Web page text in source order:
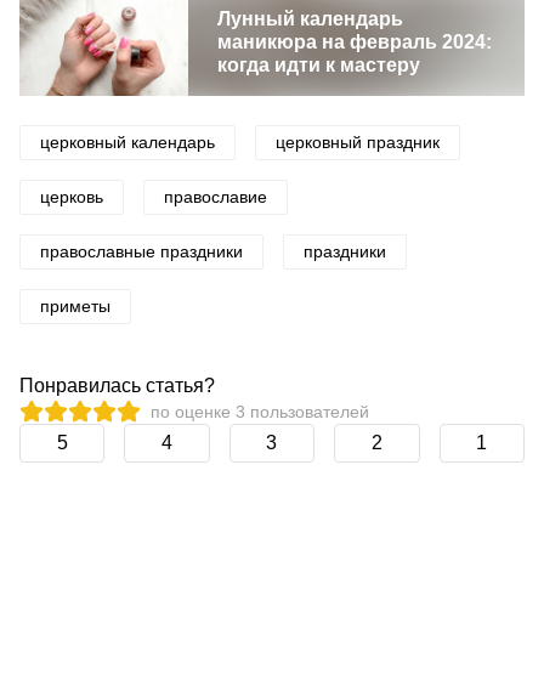
Лунный календарь
маникюра на февраль 2024:
когда идти к мастеру
церковный календарь церковный праздник
церковь православие
православные праздники праздники
приметы
Понравилась статья?
по оценке 3 пользователей
5 4 3 2 1